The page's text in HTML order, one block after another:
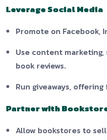
Leverage Social Media
Promote on Facebook,
Use content
book reviews.
Run giveaways,
Partner with
Allow bookstores to